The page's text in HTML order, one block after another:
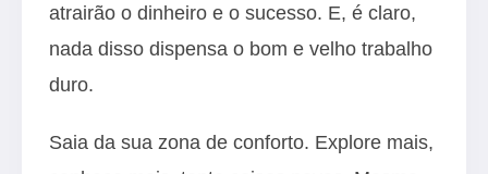
atrairão o dinheiro e o sucesso. E, é claro,
nada disso dispensa o bom e velho trabalho
duro.
Saia da sua zona de conforto. Explore mais,